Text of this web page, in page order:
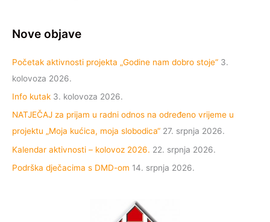
Nove objave
Početak aktivnosti projekta „Godine nam dobro stoje“ 3.
kolovoza 2026.
Info kutak 3. kolovoza 2026.
NATJEČAJ za prijam u radni odnos na određeno vrijeme u
projektu „Moja kućica, moja slobodica“ 27. srpnja 2026.
Kalendar aktivnosti – kolovoz 2026. 22. srpnja 2026.
Podrška dječacima s DMD-om 14. srpnja 2026.